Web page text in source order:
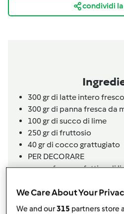
condividi
300 gr di latte intero fresco
300 gr di panna fresca da
100 gr di succo di lime
250 gr di fruttosio
40 gr di cocco grattugiato
PER DECORARE
cocco fresco efettinedi
We Care About Your
We and our315 partners store